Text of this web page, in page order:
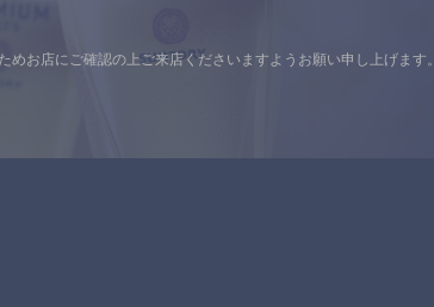
めお店にご確認の上ご来店くださいますようお願い申し上げます。